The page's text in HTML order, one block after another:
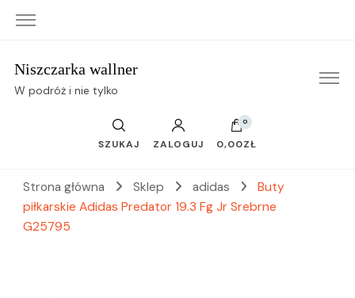
Niszczarka wallner
W podróż i nie tylko
SZUKAJ ZALOGUJ
0
0,00ZŁ
Strona główna Sklep adidas
Buty
piłkarskie Adidas Predator 19.3 Fg Jr Srebrne
G25795